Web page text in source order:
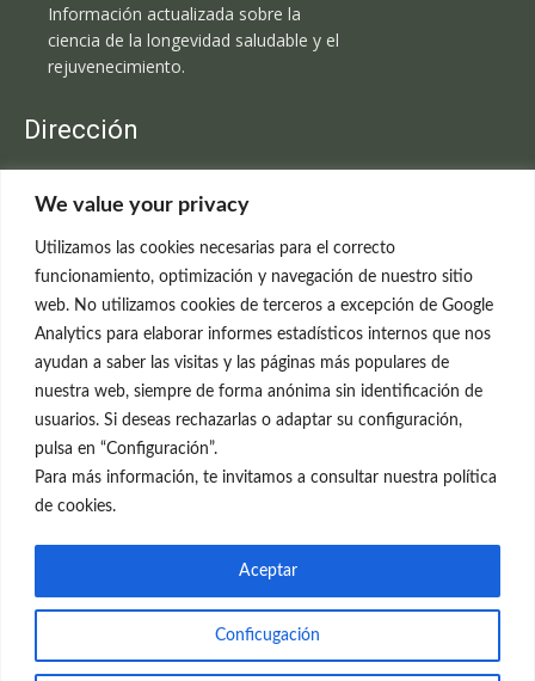
We value your privacy
Utilizamos las cookies necesarias para el correcto
funcionamiento, optimización y navegación de nuestro sitio
web. No utilizamos cookies de terceros a excepción de Google
Analytics para elaborar informes estadísticos internos que nos
ayudan a saber las visitas y las páginas más populares de
nuestra web, siempre de forma anónima sin identificación de
usuarios. Si deseas rechazarlas o adaptar su configuración,
pulsa en “Configuración”.
Para más información, te invitamos a consultar nuestra política
de cookies.
Conficugación
Aceptar
Información actualizada sobre la
ciencia de la longevidad saludable y el
rejuvenecimiento.
Dirección
C/Claudio Coello, 19 - 1º
699 595 619
rejuvenecimiento@clinicaneleva.com
Información Legal
Política de Privacidad
Política de Cookies
© el Radar del Rejuvenecimiento